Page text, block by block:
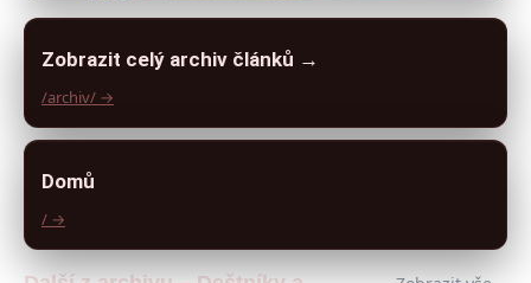
Zobrazit celý archiv článků →
/archiv/ →
Domů
/ →